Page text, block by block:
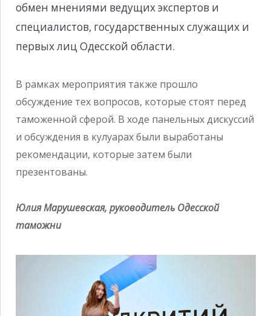
обмен мнениями ведущих экспертов и
специалистов, государственных служащих и
первых лиц Одесской области.
В рамках мероприятия также прошло
обсуждение тех вопросов, которые стоят перед
таможенной сферой. В ходе панельных дискуссий
и обсуждения в кулуарах были выработаны
рекомендации, которые затем были
презентованы.
Юлия Марушевская, руководитель Одесской
таможни